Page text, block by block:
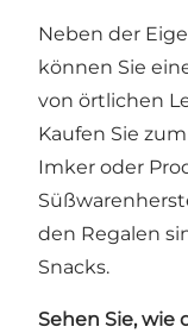
Neben der
können Sie
von örtlichen
Kaufen Sie
Imker oder
den Regalen
Snacks.
Sehen Sie, wie